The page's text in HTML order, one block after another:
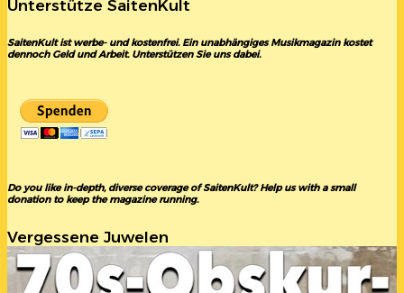
Unterstütze SaitenKult
SaitenKult ist werbe- und kostenfrei. Ein unabhängiges Musikmagazin kostet
dennoch Geld und Arbeit. Unterstützen Sie uns dabei.
Do you like in-depth, diverse coverage of SaitenKult? Help us with a small
donation to keep the magazine running.
Vergessene Juwelen